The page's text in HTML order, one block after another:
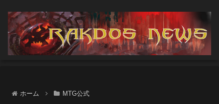
ホーム MTG公式